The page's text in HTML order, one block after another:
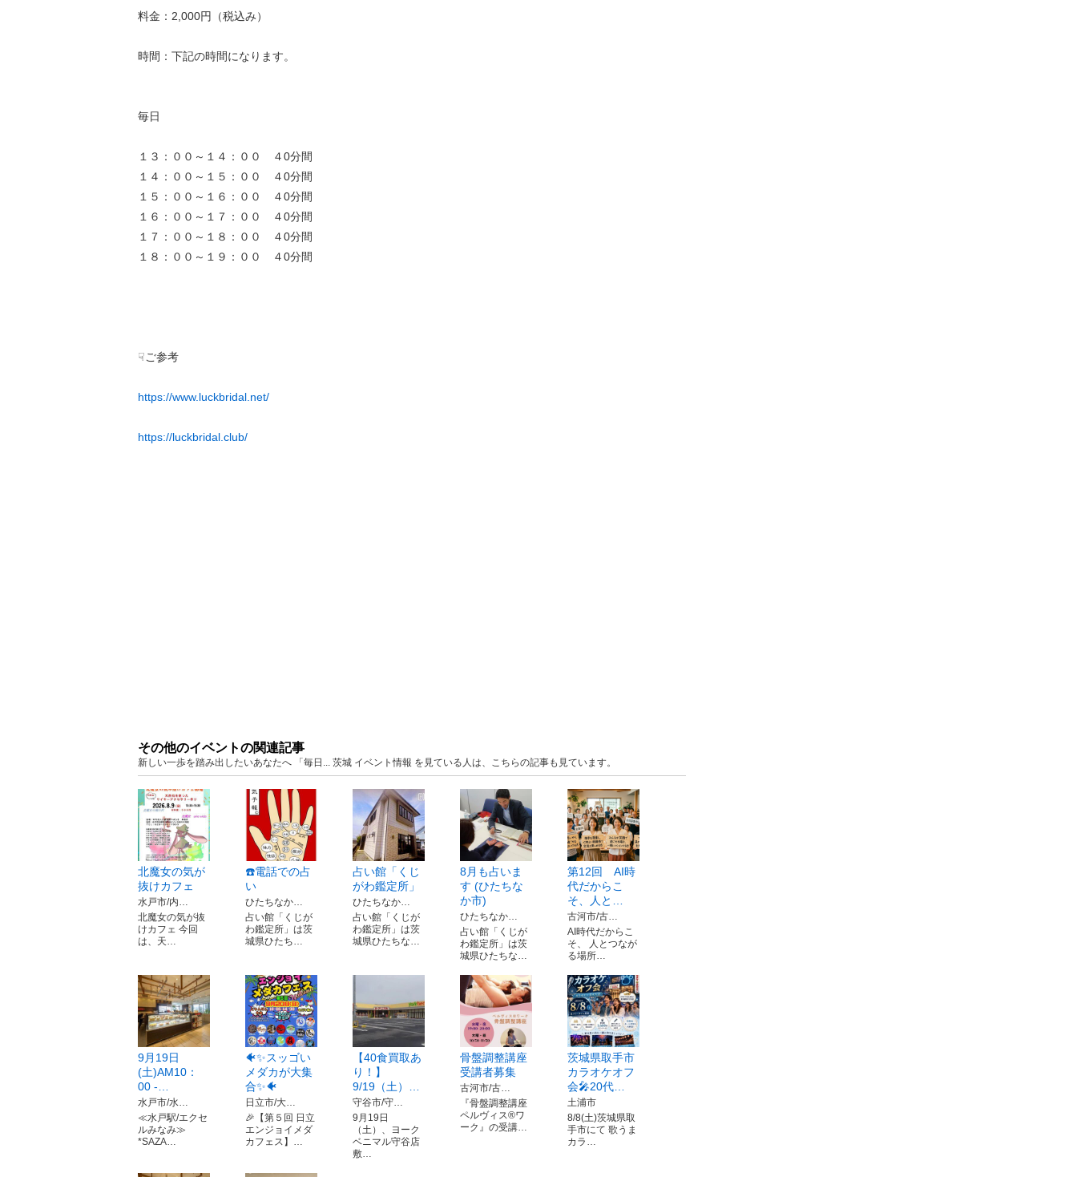
料金：2,000円（税込み）
時間：下記の時間になります。
毎日
１３：００～１４：００ ４0分間
１４：００～１５：００ ４0分間
１５：００～１６：００ ４0分間
１６：００～１７：００ ４0分間
１７：００～１８：００ ４0分間
１８：００～１９：００ ４0分間
☟ご参考
https://www.luckbridal.net/
https://luckbridal.club/
その他のイベントの関連記事
新しい一歩を踏み出したいあなたへ 「毎日... 茨城 イベント情報 を見ている人は、こちらの記事も見ています。
北魔女の気が
抜けカフェ
水戸市/内…
北魔女の気が抜
けカフェ 今回
は、天…
☎️電話での占
い
ひたちなか…
占い館「くじが
わ鑑定所」は茨
城県ひたち…
占い館「くじ
がわ鑑定所」
ひたちなか…
占い館「くじが
わ鑑定所」は茨
城県ひたちな…
8月も占いま
す (ひたちな
か市)
ひたちなか…
占い館「くじが
わ鑑定所」は茨
城県ひたちな…
第12回 AI時
代だからこ
そ、人と…
古河市/古…
AI時代だからこ
そ、 人とつなが
る場所…
9月19日
(土)AM10：
00 -…
水戸市/水…
≪水戸駅/エクセ
ルみなみ≫
*SAZA…
🐠✨️スッゴい
メダカが大集
合✨️🐠
日立市/大…
🎉【第５回 日立
エンジョイメダ
カフェス】…
【40食買取あ
り！】
9/19（土）…
守谷市/守…
9月19日
（土）、ヨーク
ベニマル守谷店
敷…
骨盤調整講座
受講者募集
古河市/古…
『骨盤調整講座
ペルヴィス®ワ
ーク』の受講…
茨城県取手市
カラオケオフ
会🎤20代…
土浦市
8/8(土)茨城県取
手市にて 歌うま
カラ…